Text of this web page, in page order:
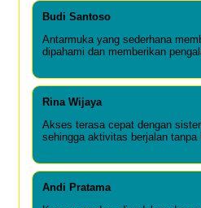
Budi Santoso
Antarmuka yang sederhana
dipahami dan memberikan
Rina Wijaya
Akses terasa cepat dengan
sehingga aktivitas berjalan tanpa
Andi Pratama